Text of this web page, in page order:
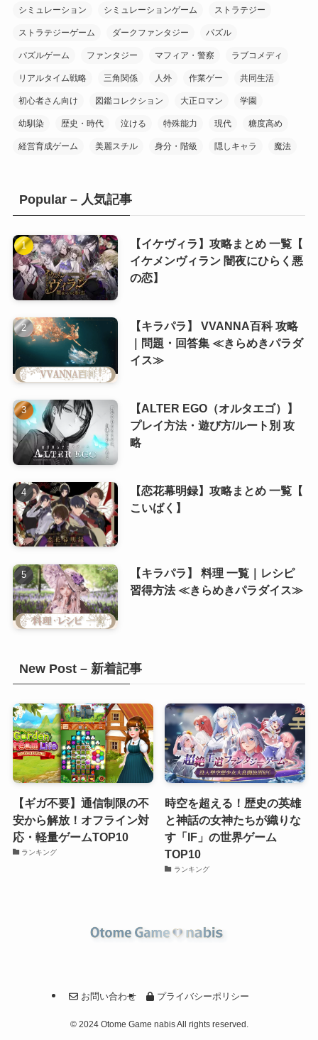
(1)
(1) (8)
(8)
(9)
(7)
(10)
(1)
(11)
(5)
(7)
(8)
(8)
シミュレーション シミュレーションゲーム ストラテジー
ストラテジーゲーム ダークファンタジー パズル
パズルゲーム ファンタジー マフィア・警察 ラブコメディ
リアルタイム戦略 三角関係 人外 作業ゲー 共同生活
初心者さん向け 図鑑コレクション 大正ロマン 学園
幼馴染 歴史・時代 泣ける 特殊能力 現代 糖度高め
経営育成ゲーム 美麗スチル 身分・階級 隠しキャラ 魔法
Popular – 人気記事
【イケヴィラ】攻略まとめ 一覧【
イケメンヴィラン 闇夜にひらく悪
の恋】
【キラパラ】 VVANNA百科 攻略
｜問題・回答集 ≪きらめきパラダ
イス≫
【ALTER EGO（オルタエゴ）】
プレイ方法・遊び方/ルート別 攻
略
【恋花幕明録】攻略まとめ 一覧【
こいばく】
【キラパラ】 料理 一覧｜レシピ
習得方法 ≪きらめきパラダイス≫
New Post – 新着記事
【ギガ不要】通信制限の不
安から解放！オフライン対
応・軽量ゲームTOP10
ランキング
時空を超える！歴史の英雄
と神話の女神たちが織りな
す「IF」の世界ゲーム
TOP10
ランキング
お問い合わせ プライバシーポリシー
©2024 Otome Game nabis All rights reserved.